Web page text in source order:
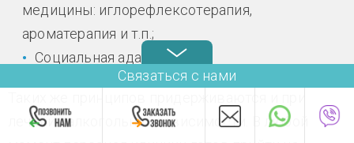
медицины: иглорефлексотерапия,
ароматерапия и т.п.;
Социальная адаптация.
лечении алкогольной зависимости. В любой
Связаться с нами